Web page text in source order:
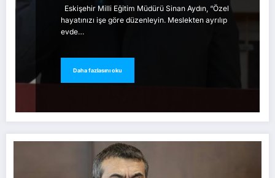
Eskişehir Milli Eğitim Müdürü Sinan Aydın, “Özel
hayatınızı işe göre düzenleyin. Meslekten ayrılıp
evde…
Daha fazlasını oku